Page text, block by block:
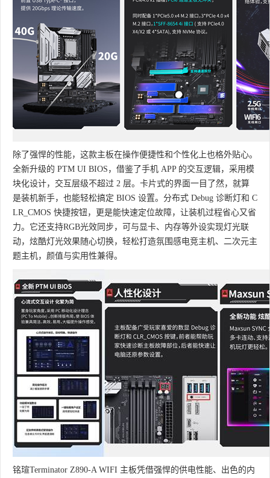
除了强悍的性能，这款主板在操作便捷性和个性化上也格外贴心。
全新升级的 PTM UI BIOS，借鉴了手机 APP 的交互逻辑，采用模
块化设计，交互层级不超过 2 层。卡片式的界面一目了然，就算
是装机新手，也能轻松搞定 BIOS 设置。分布式 Debug 诊断灯和 C
LR_CMOS 快捷按钮，更是能快速定位故障，让装机过程省心又省
力。它还支持RGB光效同步，可与显卡、内存等外设实现灯光联
动，炫酷灯光效果随心切换，轻松打造氛围感电竞主机、二次元主
题主机，颜值与实用性兼得。
铭瑄Terminator Z890-A WIFI 主板凭借强悍的供电性能、出色的内